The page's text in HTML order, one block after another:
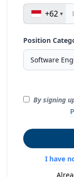
+62
Position
By signing
I have